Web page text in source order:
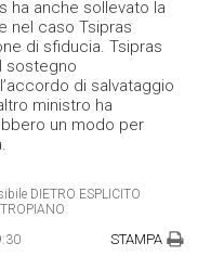
ha anche sollevato la
nel caso Tsipras
di sfiducia. Tsipras
sostegno
di salvataggio
ministro ha
un modo per
DIETRO ESPLICITO
STAMPA